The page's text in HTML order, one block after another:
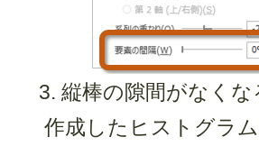
縦棒の隙間がなくな
作成したヒストグラ